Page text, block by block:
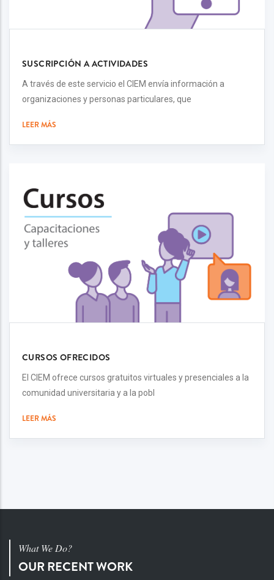
SUSCRIPCIÓN A ACTIVIDADES
A través de este servicio el CIEM envía información a
organizaciones y personas particulares, que
LEER MÁS
CURSOS OFRECIDOS
El CIEM ofrece cursos gratuitos virtuales y presenciales a la
comunidad universitaria y a la pobl
LEER MÁS
What We Do?
OUR RECENT WORK